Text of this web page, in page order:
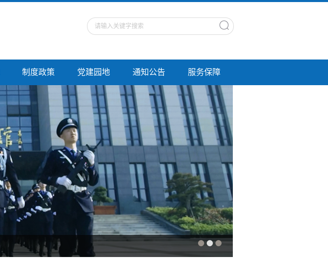
制度政策 党建园地 通知公告 服务保障